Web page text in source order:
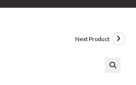
Next Product